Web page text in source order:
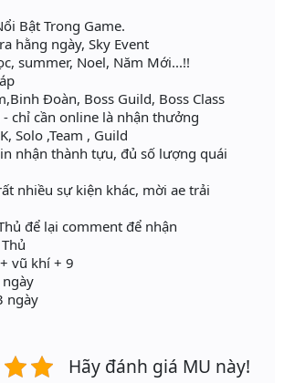
Bật Trong Game.
hằng ngày, Sky Event
summer, Noel, Năm Mới...!!
Đoàn, Boss Guild, Boss Class
chỉ cần online là nhận thưởng
Solo ,Team , Guild
nhận thành tựu, đủ số lượng quái
nhiều sự kiện khác, mời ae trải
để lại comment để nhận
vũ khí + 9
ngày
Hãy đánh giá MU này!